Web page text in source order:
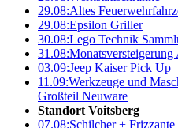
29.08:Altes
29.08:Epsilon Griller
30.08:Lego Technik
31.08:Monatsversteigerung
03.09:Jeep Kaiser Pick Up
11.09:Werkzeuge und
Großteil Neuware
Standort Voitsberg
07.08:Schilcher + Frizzante